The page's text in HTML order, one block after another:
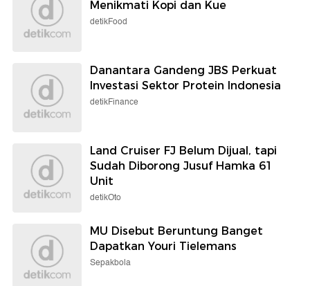
Menikmati Kopi dan Kue
detikFood
Danantara Gandeng JBS Perkuat
Investasi Sektor Protein Indonesia
detikFinance
Land Cruiser FJ Belum Dijual, tapi
Sudah Diborong Jusuf Hamka 61
Unit
detikOto
MU Disebut Beruntung Banget
Dapatkan Youri Tielemans
Sepakbola